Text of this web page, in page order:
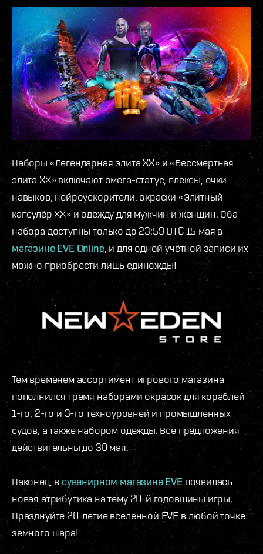
Наборы «Легендарная элита XX» и «Бессмертная
элита XX» включают омега-статус, плексы, очки
навыков, нейроускорители, окраски «Элитный
капсулёр XX» и одежду для мужчин и женщин. Оба
набора доступны только до 23:59 UTC 15 мая в
магазине EVE Online, и для одной учётной записи их
можно приобрести лишь единожды!
Тем временем ассортимент игрового магазина
пополнился тремя наборами окрасок для кораблей
1-го, 2-го и 3-го техноуровней и промышленных
судов, а также набором одежды. Все предложения
действительны до 30 мая.
Наконец, в сувенирном магазине EVEпоявилась
новая атрибутика на тему 20-й годовщины игры.
Празднуйте 20-летие вселенной EVE в любой точке
земного шара!